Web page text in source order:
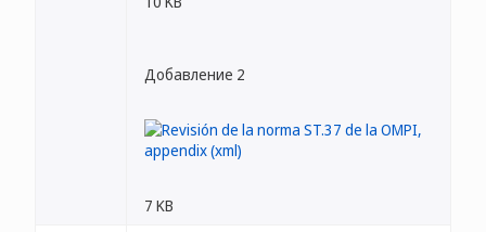
Добавление 2
7 KB